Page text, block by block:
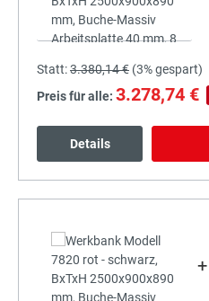
Statt:3.380,14 € (3%gespart)
Preis für alle: 3.278,74 €
Details
+